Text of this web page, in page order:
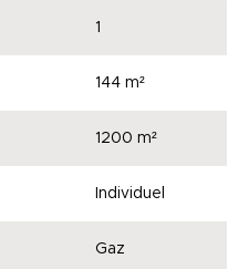
1
144 m²
1200 m²
Individuel
Gaz